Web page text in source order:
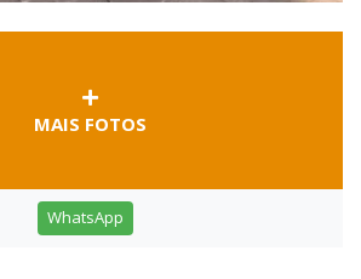
MAIS FOTOS
WhatsApp